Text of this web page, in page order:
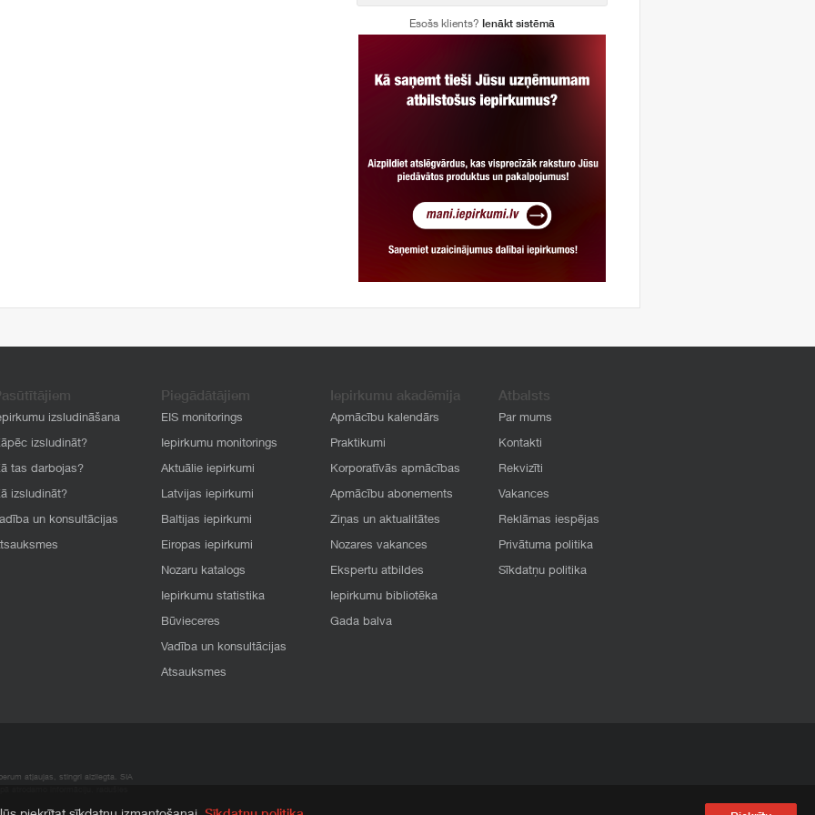
Esošs klients? Ienākt sistēmā
izsludināšana
izsludināt?
tas darbojas?
izsludināt?
un konsultācijas
Piegādātājiem
EIS monitorings
Iepirkumu monitorings
Aktuālie iepirkumi
Latvijas iepirkumi
Baltijas iepirkumi
Eiropas iepirkumi
Nozaru katalogs
Iepirkumu statistika
Būvieceres
Vadība un konsultācijas
Atsauksmes
Iepirkumu akadēmija
Apmācību kalendārs
Praktikumi
Korporatīvās apmācības
Apmācību abonements
Ziņas un aktualitātes
Nozares vakances
Ekspertu atbildes
Iepirkumu bibliotēka
Gada balva
Atbalsts
Par mums
Kontakti
Rekvizīti
Vakances
Reklāmas iespējas
Privātuma politika
Sīkdatņu politika
atļaujas, stingri aizliegta. SIA